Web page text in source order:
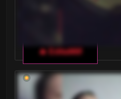
🔥 EditaMilf